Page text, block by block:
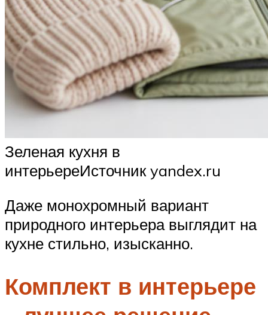
Зеленая кухня в
интерьереИсточник yandex.ru
Даже монохромный вариант
природного интерьера выглядит на
кухне стильно, изысканно.
Комплект в интерьере